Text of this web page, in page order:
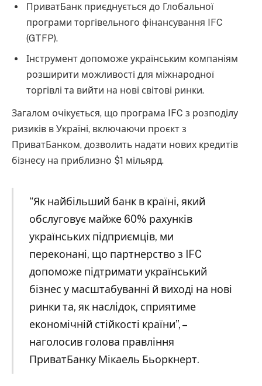
ПриватБанк приєднується до Глобальної
програми торгівельного фінансування IFC
(GTFP).
Інструмент допоможе українським компаніям
розширити можливості для міжнародної
торгівлі та вийти на нові світові ринки.
Загалом очікується, що програма IFC з розподілу
ризиків в Україні, включаючи проєкт з
ПриватБанком, дозволить надати нових кредитів
бізнесу на приблизно $1 мільярд.
“Як найбільший банк в країні, який
обслуговує майже 60% рахунків
українських підприємців, ми
переконані, що партнерство з IFC
допоможе підтримати український
бізнес у масштабуванні й виході на нові
ринки та, як наслідок, сприятиме
економічній стійкості країни”, –
наголосив голова правління
ПриватБанку Мікаель Бьоркнерт.